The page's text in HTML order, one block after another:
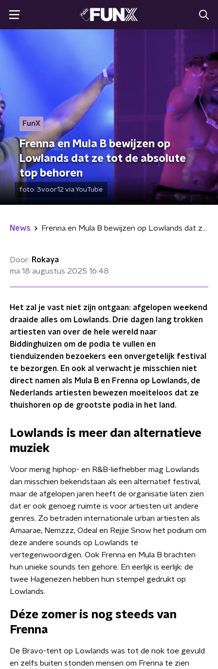
FunX
Frenna en Mula B bewijzen op
Lowlands dat ze tot de absolute
top behoren
foto: 3voor12 via YouTube
News Frenna en Mula B bewijzen op Lowlands dat ze tot de absolute top behoren
Door: Rokaya
ma 18 augustus 2025 16:48
Het zal je vast niet zijn ontgaan: afgelopen weekend
draaide alles om Lowlands. Drie dagen lang trokken
artiesten van over de hele wereld naar
Biddinghuizen om de podia te vullen en
tienduizenden bezoekers een onvergetelijk festival
te bezorgen. En ook al verwacht je misschien niet
direct namen als Mula B en Frenna op Lowlands, de
Nederlands artiesten bewezen moeiteloos dat ze
thuishoren op de grootste podia in het land.
Lowlands is meer dan alternatieve
muziek
Voor menig hiphop- en R&B-liefhebber mag Lowlands
dan misschien bekendstaan als een alternatief festival,
maar de afgelopen jaren heeft de organisatie laten zien
dat er ook genoeg ruimte is voor artiesten uit andere
genres. Zo betraden internationale urban artiesten als
Amaarae, Nemzzz, Odeal en Rejjie Snow het podium om
deze andere sounds op Lowlands te
vertegenwoordigen. Ook Frenna en Mula B brachten
hun unieke sounds ten gehore. En eerlijk is eerlijk: de
twee Hagenezen hebben hun stempel gedrukt op
Lowlands.
Déze zomer is nog steeds van
Frenna
De Bravo-tent op Lowlands was tot de nok toe gevuld
en zelfs buiten stonden mensen om Frenna te zien